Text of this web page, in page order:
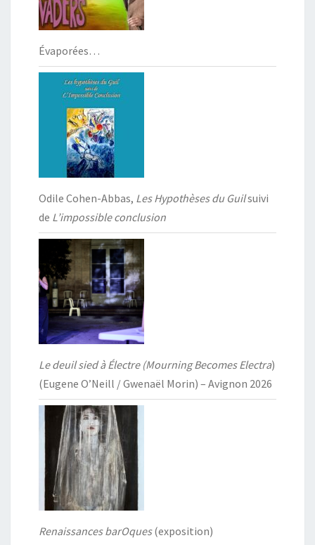
Évaporées…
Odile Cohen-Abbas, Les Hypothèses du Guilsuivi
de L’impossible conclusion
Le deuil sied à Électre (Mourning Becomes Electra)
(Eugene O’Neill / Gwenaël Morin) – Avignon 2026
Renaissances barOques(exposition)